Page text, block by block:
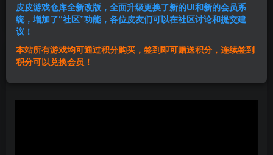
登录购买
群主1号
皮皮游戏仓库全新改版，全面升级更换了新的UI和新的会员系
统，增加了“社区”功能，各位皮友们可以在社区讨论和提交建
议！
本站所有游戏均可通过积分购买，签到即可赠送积分，连续签到
积分可以兑换会员！